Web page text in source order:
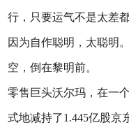
行，只要运气不是太差
因为自作聪明，太聪明
空，倒在黎明前。
零售巨头沃尔玛，在一
式地减持了1.445亿股京